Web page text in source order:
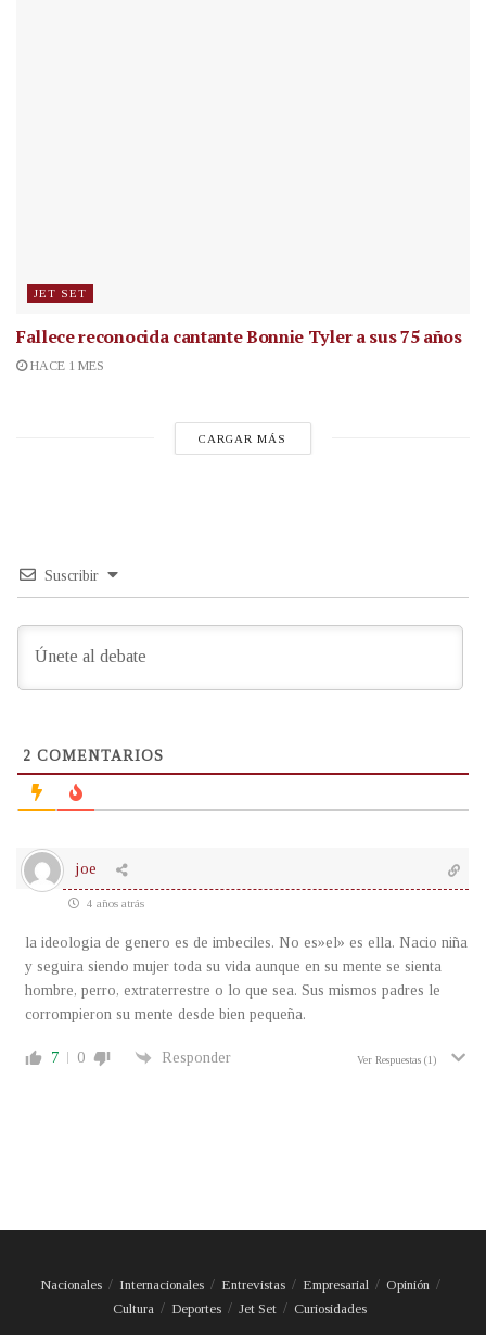
JET SET
Fallece reconocida cantanteBonnie Tyler a sus 75 años
HACE 1 MES
CARGAR MÁS
Suscribir
2 COMENTARIOS
joe
4 años atrás
la ideologia de genero es de imbeciles. No es»el» es ella. Nacio niña
y seguira siendo mujer toda su vida aunque en su mente se sienta
hombre, perro, extraterrestre o lo que sea. Sus mismos padres le
corrompieron su mente desde bien pequeña.
7 0 Responder Ver Respuestas (1)
Nacionales Internacionales Entrevistas Empresarial
Opinión
Cultura
Deportes Jet Set Curiosidades